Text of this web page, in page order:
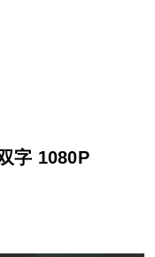
字 1080P